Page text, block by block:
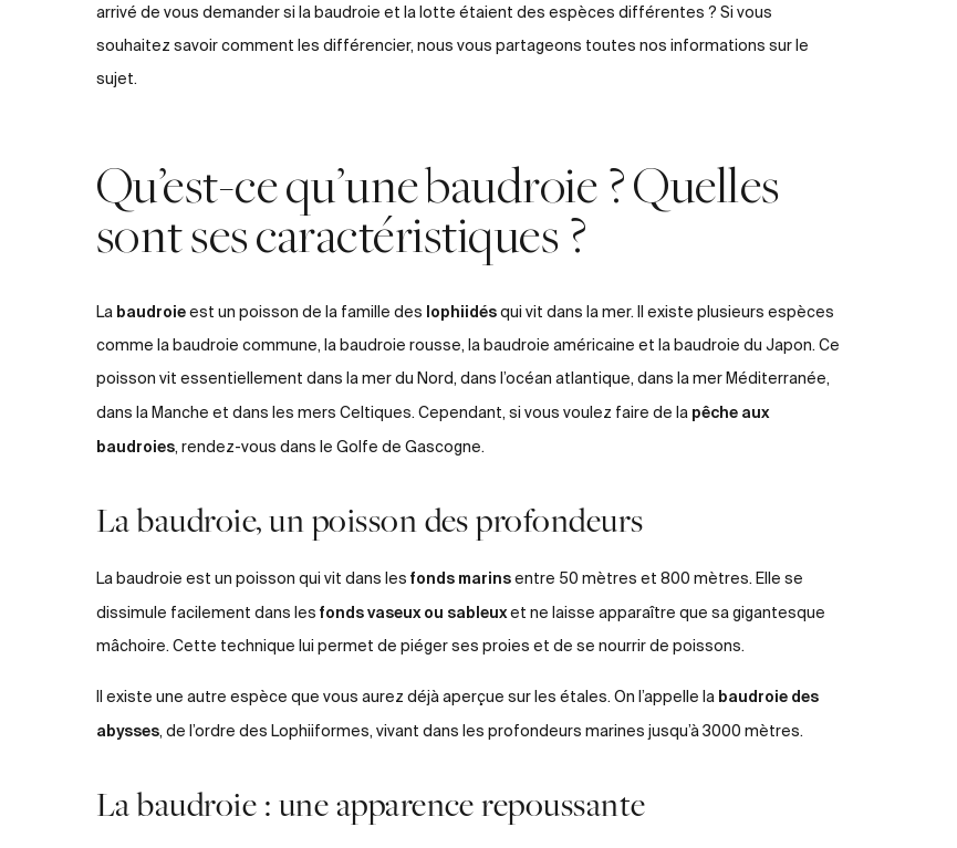
arrivé de vous demander si la baudroie et la lotte étaient des espèces différentes ? Si vous
souhaitez savoir comment les différencier, nous vous partageons toutes nos informations sur le
sujet.
Qu’est-ce qu’une baudroie ? Quelles
sont ses caractéristiques ?
La baudroie est un poisson de la famille des lophiidés qui vit dans la mer. Il existe plusieurs espèces
comme la baudroie commune, la baudroie rousse, la baudroie américaine et la baudroie du Japon. Ce
poisson vit essentiellement dans la mer du Nord, dans l’océan atlantique, dans la mer Méditerranée,
dans la Manche et dans les mers Celtiques. Cependant, si vous voulez faire de la pêche aux
baudroies, rendez-vous dans le Golfe de Gascogne.
La baudroie, un poisson des profondeurs
La baudroie est un poisson qui vit dans les fonds marins entre 50 mètres et 800 mètres. Elle se
dissimule facilement dans les fonds vaseux ou sableuxet ne laisse apparaître que sa gigantesque
mâchoire. Cette technique lui permet de piéger ses proies et de se nourrir de poissons.
Il existe une autre espèce que vous aurez déjà aperçue sur les étales. On l’appelle la baudroie des
abysses, de l’ordre des Lophiiformes, vivant dans les profondeurs marines jusqu’à 3000 mètres.
La baudroie : une apparence repoussante